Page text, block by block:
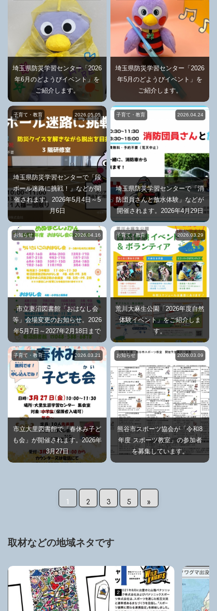
埼玉県防災学習センター「2026
年6月のどようびイベント」を
ご紹介します。
埼玉県防災学習センター「2026
年5月のどようびイベント」を
ご紹介します。
子育て・教育 2026.05.05
埼玉県防災学習センターで「段
ボール迷路に挑戦！」などが開
催されます。2026年5月4日～5
月6日
子育て・教育 2026.04.24
埼玉県防災学習センターで「消
防団員さんと放水体験」などが
開催されます。2026年4月29日
お知らせ 2026.04.16
市立妻沼図書館「おはなし会
等」会場変更のお知らせ。2026
年5月7日～2027年2月18日まで
子育て・教育 2026.03.29
荒川大麻生公園「2026年度自然
体験イベント」をご紹介しま
す。
子育て・教育 2026.03.21
市立大里図書館で「春休み子ど
も会」が開催されます。2026年
3月27日
お知らせ 2026.03.09
熊谷市スポーツ協会が「令和8
年度 スポーツ教室」の参加者
を募集しています。
1 2 3 5 »
取材などの地域ネタです